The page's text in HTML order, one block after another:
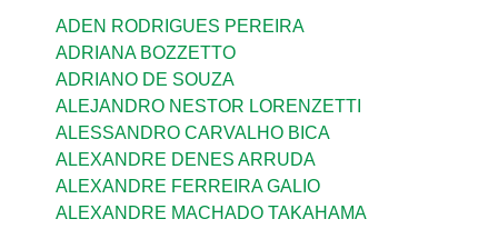
ADEN RODRIGUES PEREIRA
ADRIANA BOZZETTO
ADRIANO DE SOUZA
ALEJANDRO NESTOR LORENZETTI
ALESSANDRO CARVALHO BICA
ALEXANDRE DENES ARRUDA
ALEXANDRE FERREIRA GALIO
ALEXANDRE MACHADO TAKAHAMA